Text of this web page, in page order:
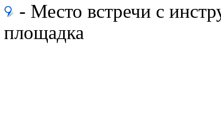
- Место встречи с
площадка